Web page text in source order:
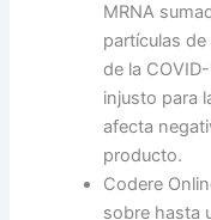
MRNA
partículas
de la
injusto para
afecta
producto.
Codere
sobre hasta